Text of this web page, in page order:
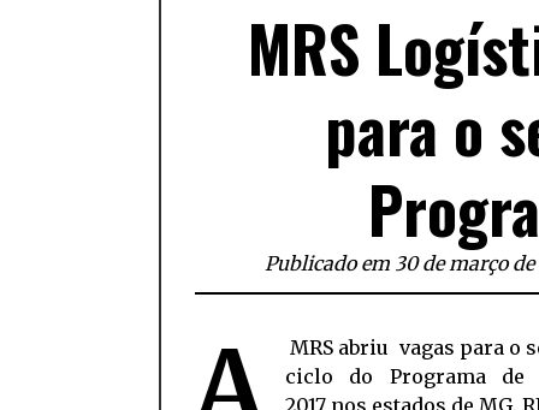
MRS
para o
Publicado em 30 de março de
MRS abriu vagas para o
ciclo do Programa de
2017 nos estados de MG,